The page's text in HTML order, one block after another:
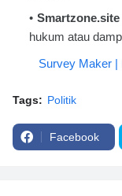
Smartzone.site
hukum atau
Survey Maker |
Tags: Politik
Facebook